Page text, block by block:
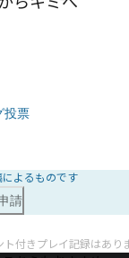
投票
よるものです
請
ト付きプレイ記録はあり